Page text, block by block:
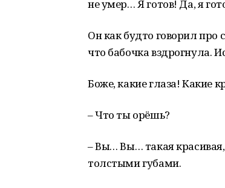
не умер… Я готов! Да, я
Он как будто говорил про
что бабочка вздрогнула.
Боже, какие глаза! Какие
– Что ты орёшь?
– Вы… Вы… такая
толстыми губами.